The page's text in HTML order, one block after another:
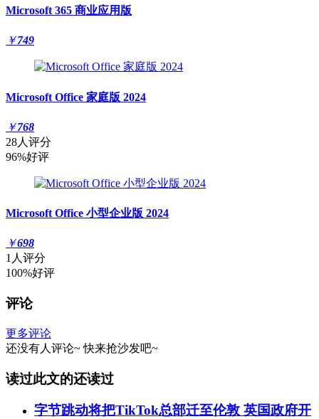
Microsoft 365 商业应用版
￥749
Microsoft Office 家庭版 2024
￥768
28人评分
96%好评
Microsoft Office 小型企业版 2024
￥698
1人评分
100%好评
评论
更多评论
还没有人评论~ 快来抢沙发吧~
读过此文的还读过
字节跳动将把TikTok总部迁至伦敦 英国政府开